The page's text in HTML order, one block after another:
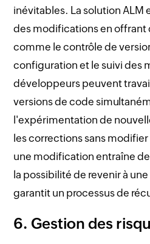
inévitables. La solution ALM
des modifications en
comme le contrôle de
configuration et le suivi des
développeurs peuvent
versions de code
l'expérimentation de
les corrections sans
une modification entraîne
la possibilité de revenir à
garantit un processus de
6. Gestion des